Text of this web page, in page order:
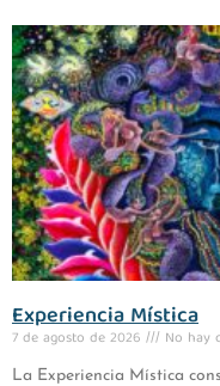
Experiencia Mística
7 de agosto de 2026 No hay
La Experiencia Mística